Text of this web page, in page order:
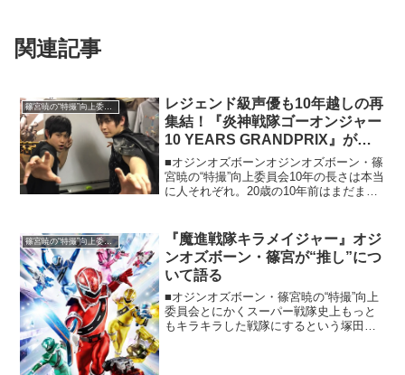
関連記事
レジェンド級声優も10年越しの再
集結！『炎神戦隊ゴーオンジャー
10 YEARS GRANDPRIX』が熱
い
■オジンオズボーンオジンオズボーン・篠
宮暁の“特撮”向上委員会10年の長さは本当
に人それぞれ。20歳の10年前はまだまだ
ししか経ってない。ちなみに僕の10年前
は2...
篠宮暁の“特撮”向上委員会
『魔進戦隊キラメイジャー』オジ
ンオズボーン・篠宮が“推し”につ
いて語る
■オジンオズボーン・篠宮暁の“特撮”向上
委員会とにかくスーパー戦隊史上もっと
もキラキラした戦隊にするという塚田英